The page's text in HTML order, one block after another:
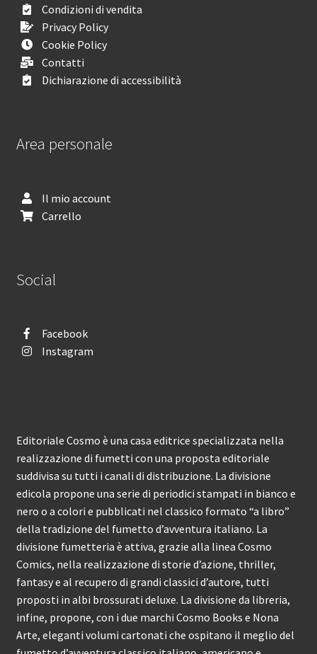
Condizioni di vendita
Privacy Policy
Cookie Policy
Contatti
Dichiarazione di accessibilità
Area personale
Il mio account
Carrello
Social
Facebook
Instagram
Editoriale Cosmo è una casa editrice specializzata nella
realizzazione di fumetti con una proposta editoriale
suddivisa su tutti i canali di distribuzione. La divisione
edicola propone una serie di periodici stampati in bianco e
nero o a colori e pubblicati nel classico formato “a libro”
della tradizione del fumetto d’avventura italiano. La
divisione fumetteria è attiva, grazie alla linea Cosmo
Comics, nella realizzazione di storie d’azione, thriller,
fantasy e al recupero di grandi classici d’autore, tutti
proposti in albi brossurati deluxe. La divisione da libreria,
infine, propone, con i due marchi Cosmo Books e Nona
Arte, eleganti volumi cartonati che ospitano il meglio del